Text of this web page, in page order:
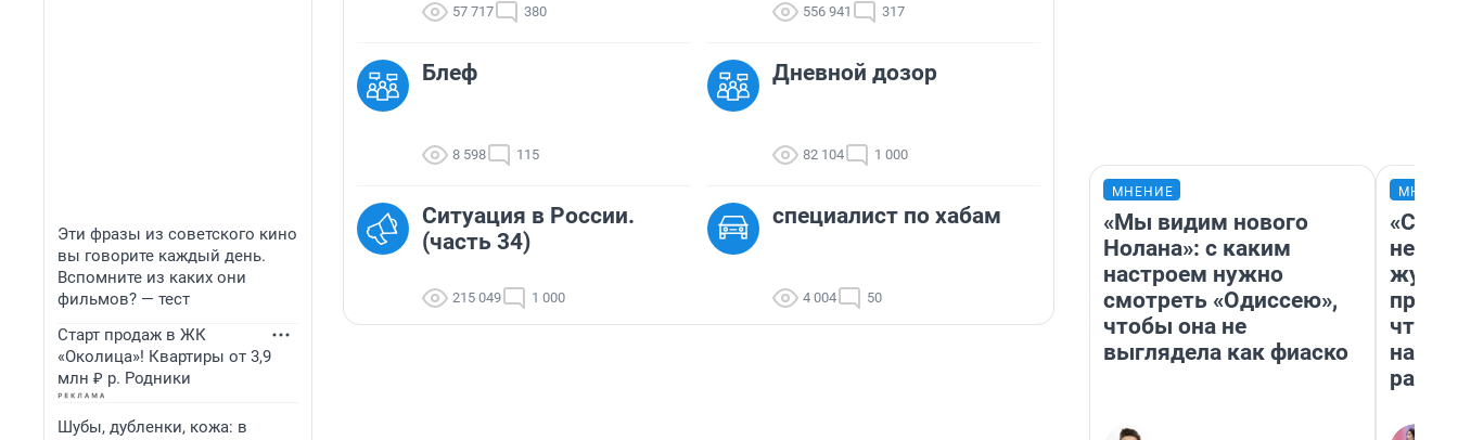
Эти фразы из советского кино
вы говорите каждый день.
Вспомните из каких они
фильмов? — тест
Старт продаж в ЖК
«Околица»! Квартиры от 3,9
млн ₽ р. Родники
Шубы, дубленки, кожа: в
57 717 380 556 941 317
Блеф
8 598 115
Дневной дозор
82 104 1 000
Ситуация в России.
(часть 34)
215 049 1 000
cпециалист по хабам
4 004 50
МНЕНИЕ
«Мы видим нового
Нолана»: с каким
настроем нужно
смотреть «Одиссею»,
чтобы она не
выглядела как фиаско
на
ради